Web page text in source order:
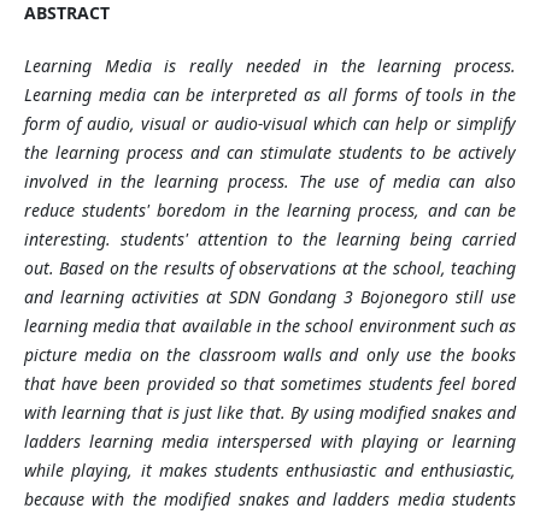
ABSTRACT
Learning Media is really needed in the learning process.
Learning media can be interpreted as all forms of tools in the
form of audio, visual or audio-visual which can help or simplify
the learning process and can stimulate students to be actively
involved in the learning process. The use of media can also
reduce students' boredom in the learning process, and can be
interesting. students' attention to the learning being carried
out. Based on the results of observations at the school, teaching
and learning activities at SDN Gondang 3 Bojonegoro still use
learning media that available in the school environment such as
picture media on the classroom walls and only use the books
that have been provided so that sometimes students feel bored
with learning that is just like that. By using modified snakes and
ladders learning media interspersed with playing or learning
while playing, it makes students enthusiastic and enthusiastic,
because with the modified snakes and ladders media students